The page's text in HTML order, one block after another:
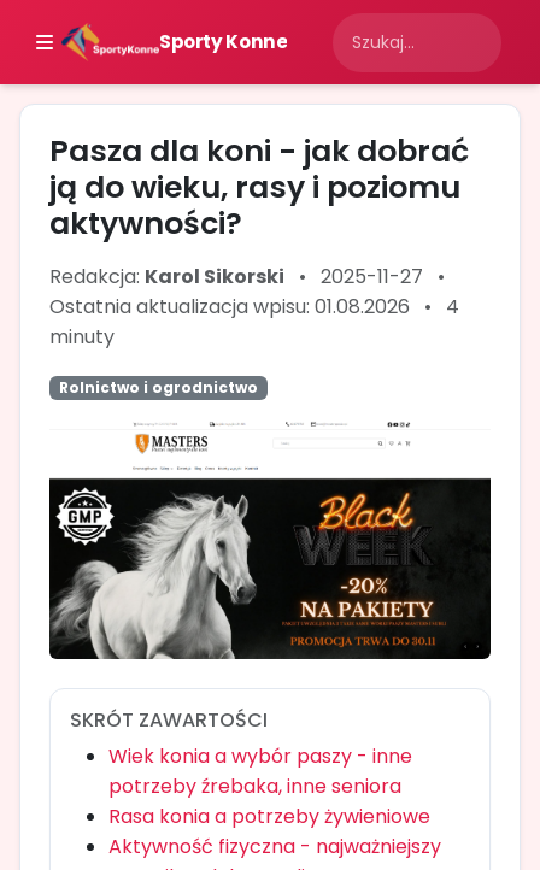
Sporty Konne
Pasza dla koni - jak dobrać
ją do wieku, rasy i poziomu
aktywności?
Redakcja: Karol Sikorski • 2025-11-27
•
Ostatnia aktualizacja wpisu: 01.08.2026
•
4
minuty
Rolnictwo i ogrodnictwo
SKRÓT ZAWARTOŚCI
Wiek konia a wybór paszy - inne
potrzeby źrebaka, inne seniora
Rasa konia a potrzeby żywieniowe
Aktywność fizyczna - najważniejszy